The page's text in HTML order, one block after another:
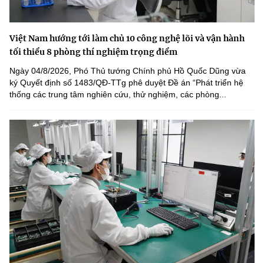
Việt Nam hướng tới làm chủ 10 công nghệ lõi và vận hành
tối thiểu 8 phòng thí nghiệm trọng điểm
Ngày 04/8/2026, Phó Thủ tướng Chính phủ Hồ Quốc Dũng vừa
ký Quyết định số 1483/QĐ-TTg phê duyệt Đề án “Phát triển hệ
thống các trung tâm nghiên cứu, thử nghiệm, các phòng...